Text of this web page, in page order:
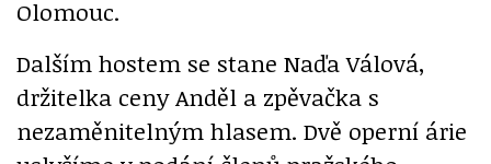
Olomouc.
Dalším hostem se stane Naďa Válová,
držitelka ceny Anděl a zpěvačka s
nezaměnitelným hlasem. Dvě operní árie